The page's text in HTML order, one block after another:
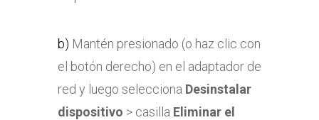
b) Mantén presionado (o haz clic con
el botón derecho) en el adaptador de
red y luego selecciona Desinstalar
dispositivo > casilla Eliminar el